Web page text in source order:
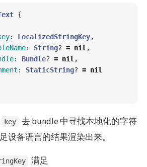
{
: LocalizedStringKey,
: String? = nil ,
: Bundle? = nil ,
: StaticString? = nil
key
去 bundle 中寻找本地化的字符
设备语言的结果渲染出来。
满足